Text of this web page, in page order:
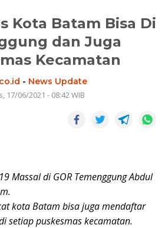
Kota Batam Bisa Di
dan Juga
Kecamatan
- News Update
17/06/2021 - 08:42 WIB
Massal di GOR Temenggung Abdul
kota Batam bisa juga mendaftar
setiap puskesmas kecamatan.